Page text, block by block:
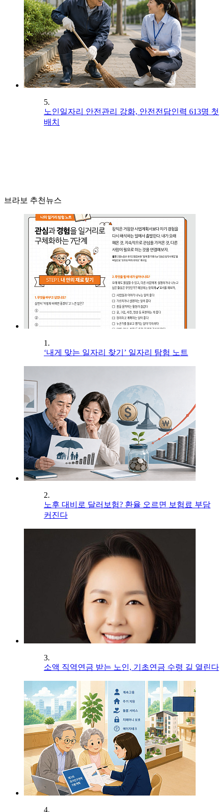
5.
노인일자리 안전관리 강화, 안전전담인력 613명 첫
배치
브라보 추천뉴스
1.
‘내게 맞는 일자리 찾기’ 일자리 탐험 노트
2.
노후 대비로 달러보험? 환율 오르면 보험료 부담
커진다
3.
소액 직역연금 받는 노인, 기초연금 수령 길 열린다
4.